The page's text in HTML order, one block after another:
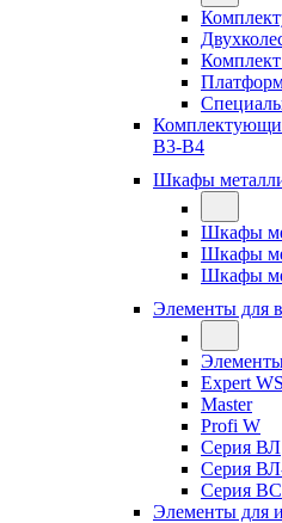
Комплект
В3-В4
Шкафы
Шкафы
Шкафы
Шкафы
Элементы для
Элементы
Expert WS
Master
Profi W
Серия ВЛ
Серия
Серия ВС
Элементы для